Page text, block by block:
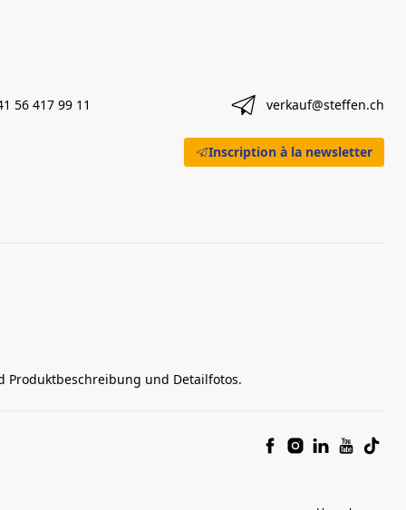
56 417 99 11 verkauf@steffen.ch
Inscription à la newsletter
und Detailfotos.